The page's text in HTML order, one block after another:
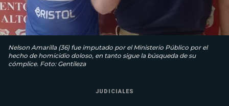
Nelson Amarilla (36) fue imputado por el Ministerio Público por el
hecho de homicidio doloso, en tanto sigue la búsqueda de su
cómplice. Foto: Gentileza
JUDICIALES